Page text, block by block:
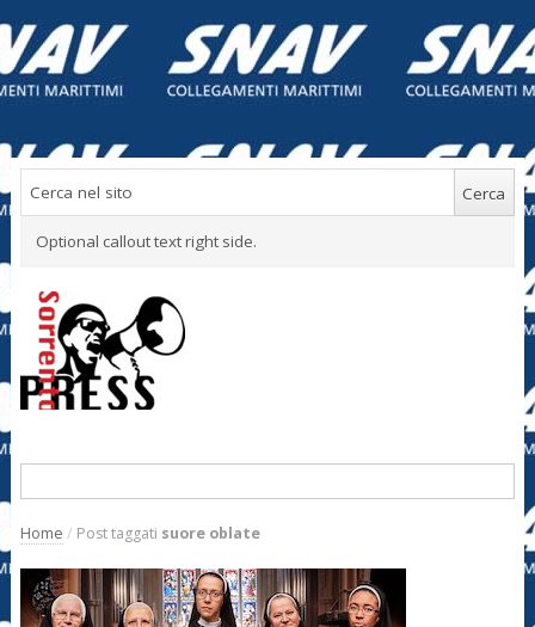
Optional callout text right side.
Home / Post taggati suore oblate